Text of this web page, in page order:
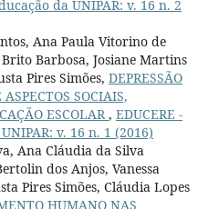
da UNIPAR: v. 16 n. 2
Ana Paula Vitorino de
Barbosa, Josiane Martins
Pires Simões, DEPRESSÃO
SOCIAIS,
ESCOLAR , EDUCERE -
v. 16 n. 1 (2016)
Ana Cláudia da Silva
dos Anjos, Vanessa
Pires Simões, Cláudia Lopes
HUMANO NAS